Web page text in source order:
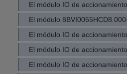
El módulo IO de
El módulo
El módulo IO de
El módulo IO de
El módulo IO de